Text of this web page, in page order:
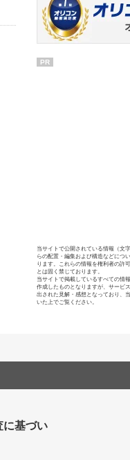
PR
当サイトで公開されている情報（文
らの配置・編集および構造などにつ
ります。これらの情報を権利者の許
とは固く禁じております。
当サイトで掲載しているすべての情
作成したものとなりますが、サービ
出された見解・感想となっており、
いた上でご覧ください。
に基づい